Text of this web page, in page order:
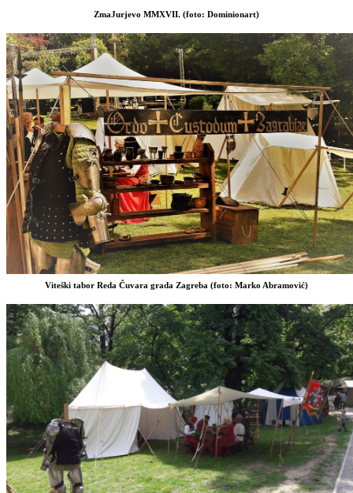
ZmaJurjevo MMXVII. (foto: Dominionart)
Viteški tabor Reda Čuvara grada Zagreba (foto: Marko Abramović)